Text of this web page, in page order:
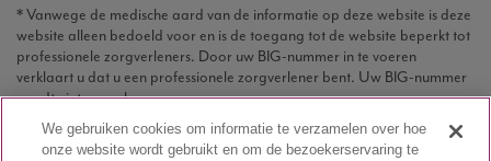
* Vanwege de medische aard van de informatie op deze website is deze
website alleen bedoeld voor en is de toegang tot de website beperkt tot
professionele zorgverleners. Door uw BIG-nummer in te voeren
verklaart u dat u een professionele zorgverlener bent. Uw BIG-nummer
wordt niet opgeslagen.
We gebruiken cookies om informatie te verzamelen over hoe
onze website wordt gebruikt en om de bezoekerservaring te